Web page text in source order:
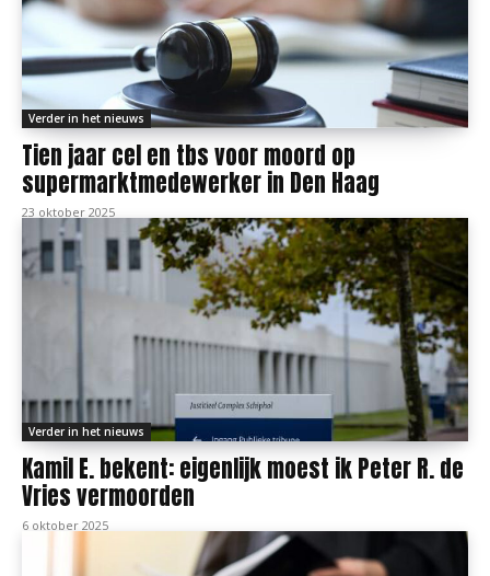
Verder in het nieuws
Tien jaar cel en tbs voor moord op
supermarktmedewerker in Den Haag
23 oktober 2025
Verder in het nieuws
Kamil E. bekent: eigenlijk moest ik Peter R. de
Vries vermoorden
6 oktober 2025